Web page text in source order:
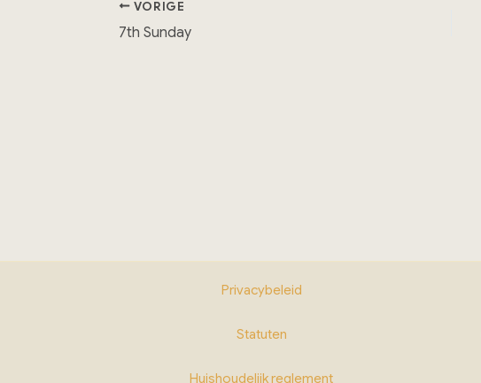
VORIGE
7th Sunday
Privacybeleid
Statuten
Huishoudelijk reglement